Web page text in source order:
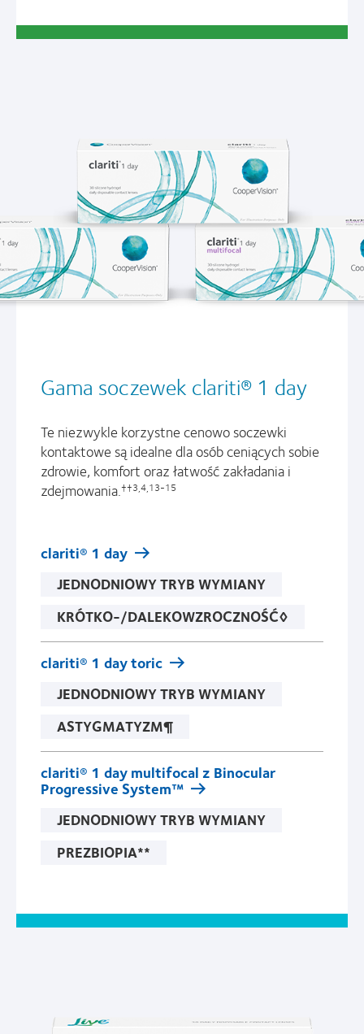
Gama soczewek clariti® 1 day
Te niezwykle korzystne cenowo soczewki
kontaktowe są idealne dla osób ceniących sobie
zdrowie, komfort oraz łatwość zakładania i
zdejmowania.††3,4,13-15
clariti® 1 day
JEDNODNIOWY TRYB WYMIANY
KRÓTKO-/DALEKOWZROCZNOŚĆ◊
clariti® 1 day toric
JEDNODNIOWY TRYB WYMIANY
ASTYGMATYZM¶
clariti® 1 day multifocal z Binocular
Progressive System™
JEDNODNIOWY TRYB WYMIANY
PREZBIOPIA**